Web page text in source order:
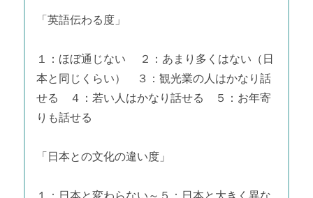
「英語伝わる度」
１：ほぼ通じない ２：あまり多くはない（日
本と同じくらい） ３：観光業の人はかなり話
せる ４：若い人はかなり話せる ５：お年寄
りも話せる
「日本との文化の違い度」
１：日本と変わらない～５：日本と大きく異な